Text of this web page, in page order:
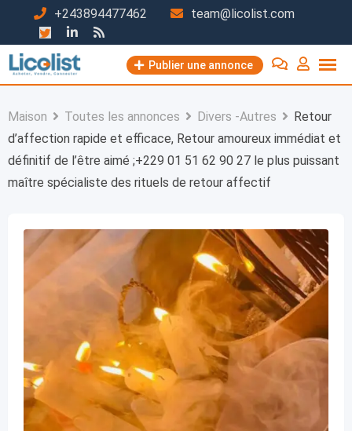
contenu
+243894477462 team@licolist.com
Publier une annonce
Maison Toutes les annonces Divers -Autres
Retour
d’affection rapide et efficace, Retour amoureux immédiat et
définitif de l’être aimé ;+229 01 51 62 90 27 le plus puissant
maître spécialiste des rituels de retour affectif